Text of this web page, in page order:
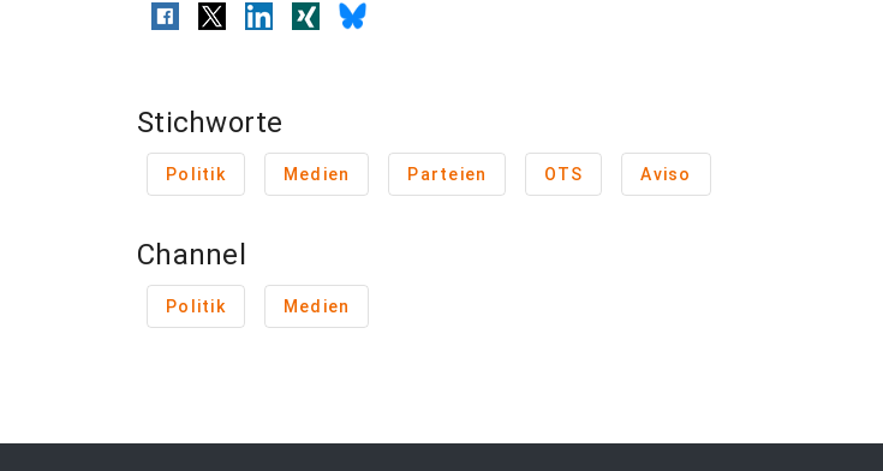
Stichworte
Politik Medien Parteien OTS Aviso
Channel
Politik Medien